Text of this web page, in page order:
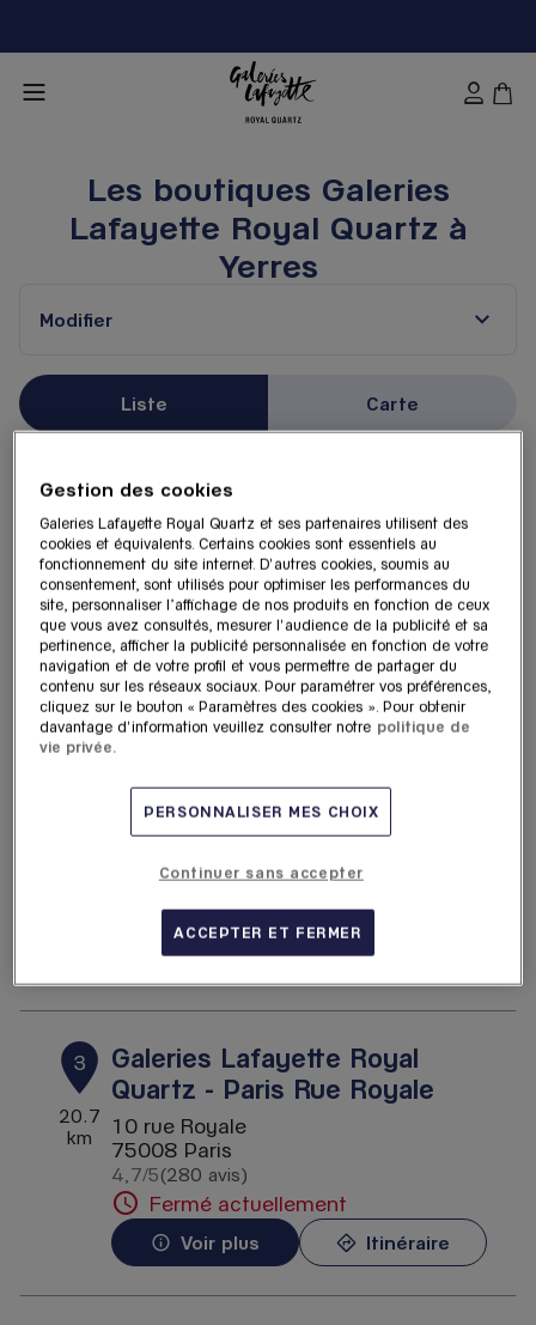
Les boutiques Galeries
Lafayette Royal Quartz à
Yerres
Modifier
Liste Carte
1
9.12
km
Galeries Lafayette Royal
Quartz - Orly Terminal 4
Aéroport d'Orly Terminal 4
94310 Paray-Vieille-Poste
4,8/5Note de 4.8 sur 5
(213 avis)
Ouvert 06:00 - 20:45
Voir plus Itinéraire
Quartz - Paris Marais
11 rue des Archives
75004 Paris
Fermé actuellement
Voir plus Itinéraire
3
20.7
km
Galeries Lafayette Royal
Quartz - Paris Rue Royale
10 rue Royale
75008 Paris
4,7/5 Note de 4.7 sur 5
(280 avis)
Fermé actuellement
Voir plus Itinéraire
Gestion des cookies
Galeries Lafayette Royal Quartz et ses partenaires utilisent des
cookies et équivalents. Certains cookies sont essentiels au
fonctionnement du site internet. D'autres cookies, soumis au
consentement, sont utilisés pour optimiser les performances du
site, personnaliser l’affichage de nos produits en fonction de ceux
que vous avez consultés, mesurer l'audience de la publicité et sa
pertinence, afficher la publicité personnalisée en fonction de votre
navigation et de votre profil et vous permettre de partager du
contenu sur les réseaux sociaux. Pour paramétrer vos préférences,
cliquez sur le bouton « Paramètres des cookies ». Pour obtenir
davantage d'information veuillez consulter notre politique de
vie privée.
PERSONNALISER MES CHOIX
Continuer sans accepter
ACCEPTER ET FERMER